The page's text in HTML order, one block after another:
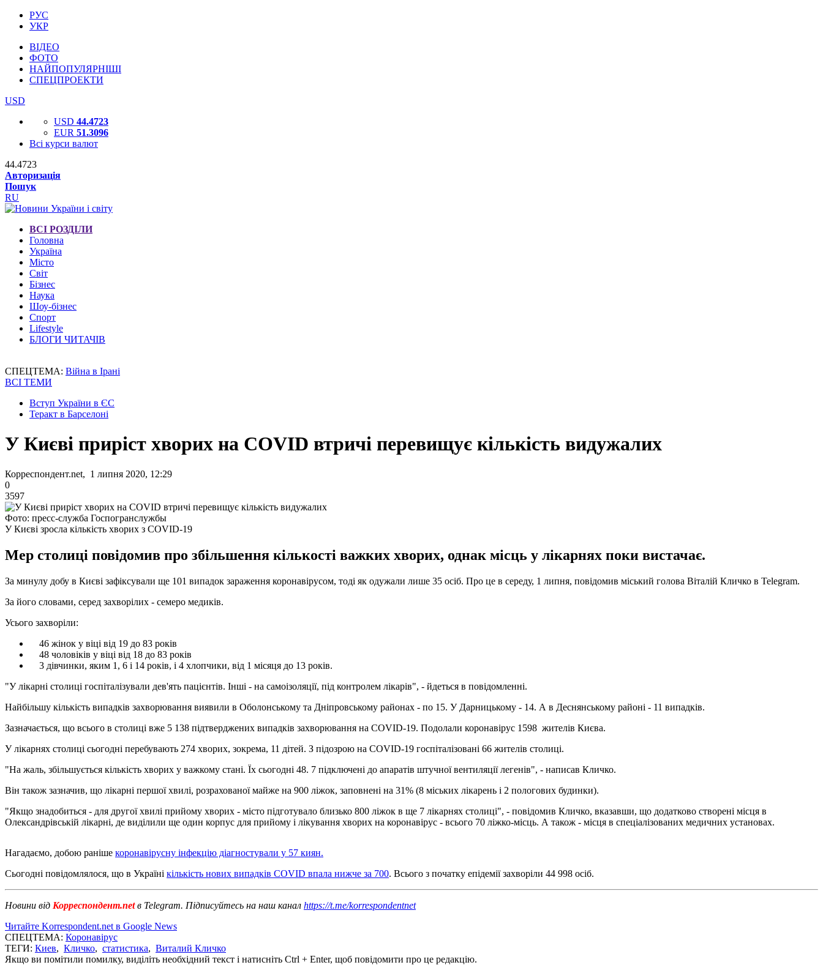
РУС
УКР
ВІДЕО
ФОТО
НАЙПОПУЛЯРНІШІ
СПЕЦПРОЕКТИ
USD
USD 44.4723
EUR 51.3096
Всі курси валют
44.4723
Авторизація
Пошук
RU
ВСІ РОЗДІЛИ
Головна
Україна
Місто
Світ
Бізнес
Наука
Шоу-бізнес
Спорт
Lifestyle
БЛОГИ ЧИТАЧІВ
СПЕЦТЕМА: Війна в Ірані
ВСІ ТЕМИ
Вступ України в ЄС
Теракт в Барселоні
У Києві приріст хворих на COVID втричі перевищує кількість видужалих
Корреспондент.net, 1 липня 2020, 12:29
0
3597
Фото: пресс-служба Госпогранслужбы
У Києві зросла кількість хворих з COVID-19
Мер столиці повідомив про збільшення кількості важких хворих, однак місць у лікарнях поки вистачає.
За минулу добу в Києві зафіксували ще 101 випадок зараження коронавірусом, тоді як одужали лише 35 осіб. Про це в середу, 1 липня, повідомив міський голова Віталій Кличко в Telegram.
За його словами, серед захворілих - семеро медиків.
Усього захворіли:
46 жінок у віці від 19 до 83 років
48 чоловіків у віці від 18 до 83 років
3 дівчинки, яким 1, 6 і 14 років, і 4 хлопчики, від 1 місяця до 13 років.
"У лікарні столиці госпіталізували дев'ять пацієнтів. Інші - на самоізоляції, під контролем лікарів", - йдеться в повідомленні.
Найбільшу кількість випадків захворювання виявили в Оболонському та Дніпровському районах - по 15. У Дарницькому - 14. А в Деснянському районі - 11 випадків.
Зазначається, що всього в столиці вже 5 138 підтверджених випадків захворювання на COVID-19. Подолали коронавірус 1598 жителів Києва.
У лікарнях столиці сьогодні перебувають 274 хворих, зокрема, 11 дітей. З підозрою на COVID-19 госпіталізовані 66 жителів столиці.
"На жаль, збільшується кількість хворих у важкому стані. Їх сьогодні 48. 7 підключені до апаратів штучної вентиляції легенів", - написав Кличко.
Він також зазначив, що лікарні першої хвилі, розрахованої майже на 900 ліжок, заповнені на 31% (8 міських лікарень і 2 пологових будинки).
"Якщо знадобиться - для другої хвилі прийому хворих - місто підготувало близько 800 ліжок в ще 7 лікарнях столиці", - повідомив Кличко, вказавши, що додатково створені місця в
Олександрівській лікарні, де виділили ще один корпус для прийому і лікування хворих на коронавірус - всього 70 ліжко-місць. А також - місця в спеціалізованих медичних установах.
Нагадаємо, добою раніше коронавірусну інфекцію діагностували у 57 киян.
Сьогодні повідомлялося, що в Україні кількість нових випадків COVID впала нижче за 700. Всього з початку епідемії захворіли 44 998 осіб.
Новини від Корреспондент.netв Telegram. Підписуйтесь на наш канал https://t.me/korrespondentnet
Читайте Korrespondent.net в Google News
СПЕЦТЕМА: Коронавірус
ТЕГИ: Киев, Кличко, статистика, Виталий Кличко
Якщо ви помітили помилку, виділіть необхідний текст і натисніть Ctrl + Enter, щоб повідомити про це редакцію.